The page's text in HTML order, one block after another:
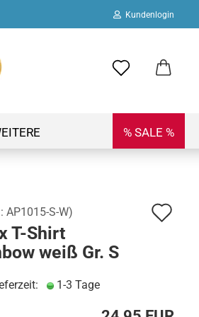
Kundenlogin
erstellen
vergessen?
% SALE %
AP1015-S-W)
T-Shirt
weiß Gr. S
1-3 Tage